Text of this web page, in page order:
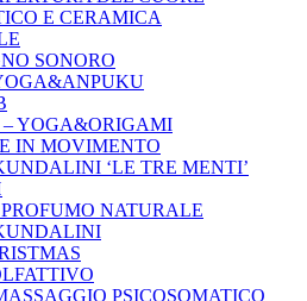
E CERAMICA
SONORO
YOGA&ORIGAMI
IN MOVIMENTO
‘LE TRE MENTI’
NATURALE
PSICOSOMATICO